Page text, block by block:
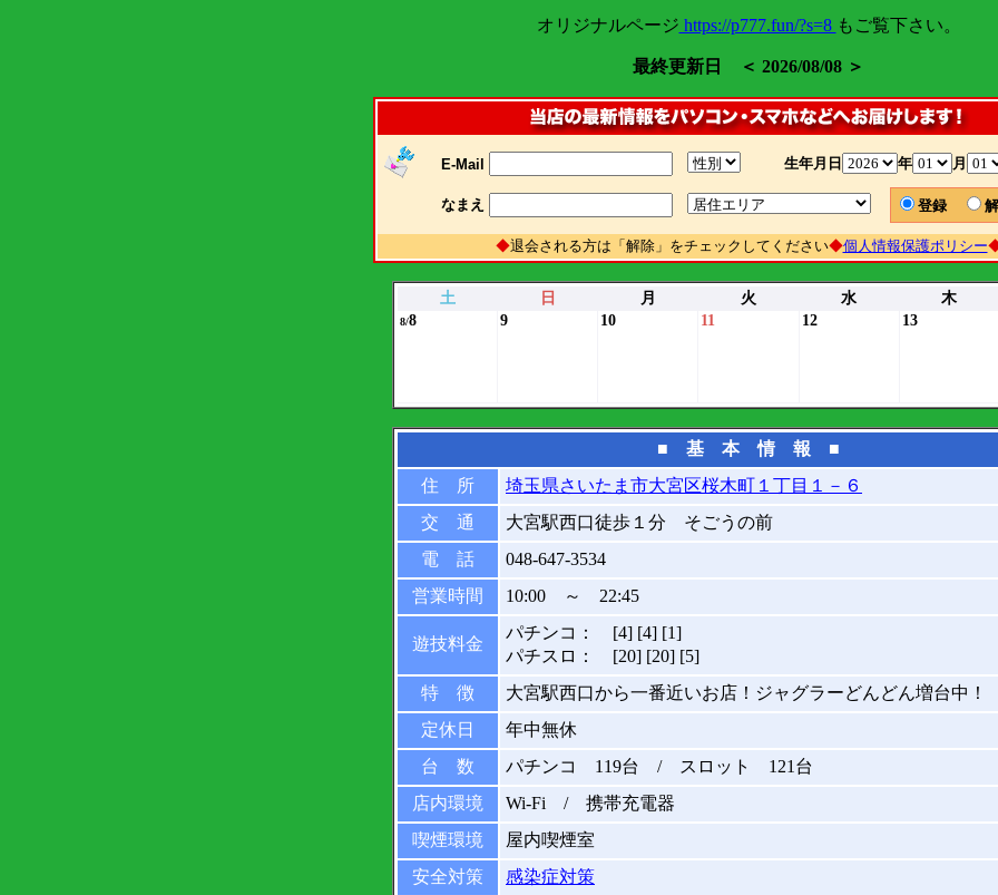
オリジナルページ https://p777.fun/?s=8 もご覧下さい。
最終更新日 ＜ 2026/08/08 ＞
E-Mail 生年月日 年 月
なまえ 登録
◆退会される方は「解除」をチェックしてください◆個人情報保護ポリシー
土 日 月 火 水 木
8/8 9 10 11 12 13
■ 基 本 情 報 ■
住 所
埼玉県さいたま市大宮区桜木町１丁目１－６
交 通
大宮駅西口徒歩１分 そごうの前
電 話
048-647-3534
営業時間
10:00 ～ 22:45
遊技料金
パチンコ： [4] [4] [1]
パチスロ： [20] [20] [5]
特 徴
大宮駅西口から一番近いお店！ジャグラーどんどん増台中！
定休日
年中無休
台 数
パチンコ 119台 / スロット 121台
店内環境
Wi-Fi / 携帯充電器
喫煙環境
屋内喫煙室
安全対策
感染症対策